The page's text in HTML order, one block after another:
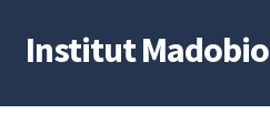
Aller
à
Aller
au
Institut Madobio
Accueil